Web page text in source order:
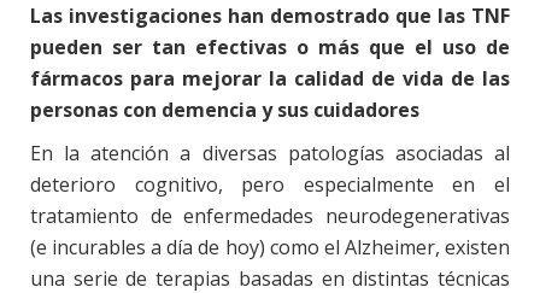
Las investigaciones han demostrado que las TNF
pueden ser tan efectivas o más que el uso de
fármacos para mejorar la calidad de vida de las
personas con demencia y sus cuidadores
En la atención a diversas patologías asociadas al
deterioro cognitivo, pero especialmente en el
tratamiento de enfermedades neurodegenerativas
(e incurables a día de hoy) como el Alzheimer, existen
una serie de terapias basadas en distintas técnicas